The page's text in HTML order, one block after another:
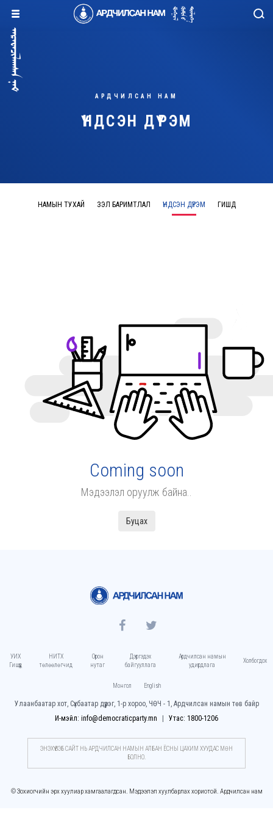
АРДЧИЛСАН НАМ
ҮНДСЭН ДҮРЭМ
НАМЫН ТУХАЙ ҮЗЭЛ БАРИМТЛАЛ ҮНДСЭН ДҮРЭМ ГИШҮҮД
Coming soon
Мэдээлэл оруулж байна..
Буцах
УИХ
Гишүүд
НИТХ
төлөөлөгчид
Орон
нутаг
Дэргэдэх
байгууллага
Ардчилсан намын
удирдлага
Холбогдох
Монгол English
Улаанбаатар хот, Сүхбаатар дүүрэг, 1-р хороо, ЧӨЧ - 1, Ардчилсан намын төв байр
И-мэйл: info@democraticparty.mn
Утас: 1800-1206
ЭНЭХҮҮ ВЭБ САЙТ НЬ АРДЧИЛСАН НАМЫН АЛБАН ЁСНЫ ЦАХИМ ХУУДАC МӨН
БОЛНО.
© Зохиогчийн эрх хуулиар хамгаалагдсан. Мэдээлэл хуулбарлах хориотой. Ардчилсан нам